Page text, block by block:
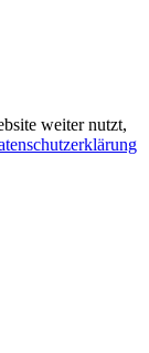
weiter nutzt,